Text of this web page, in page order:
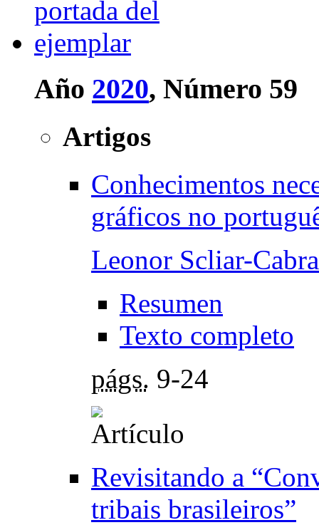
Año 2020, Número 59
Artigos
Conhecimentos
gráficos no
Leonor Scliar-
Resumen
Texto completo
págs. 9-24
Revisitando a
tribais brasileiros”